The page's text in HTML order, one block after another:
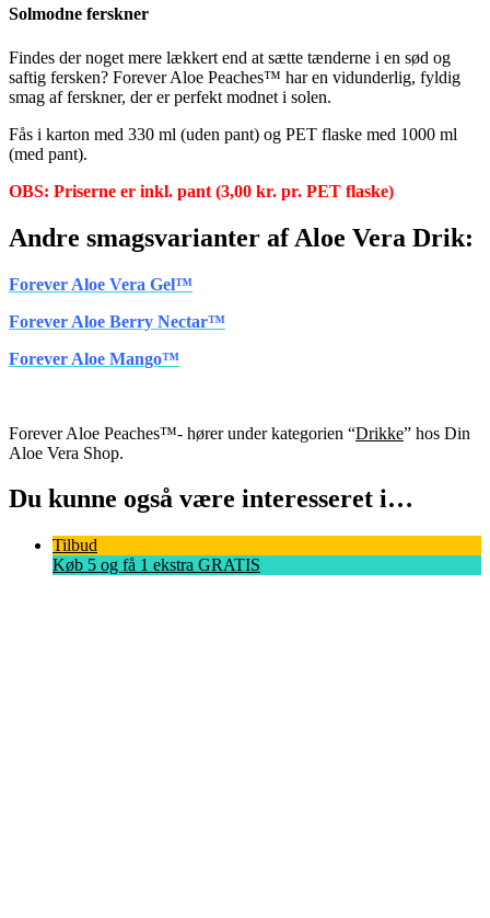
Solmodne ferskner
Findes der noget mere lækkert end at sætte tænderne i en sød og
saftig fersken? Forever Aloe Peaches™ har en vidunderlig, fyldig
smag af ferskner, der er perfekt modnet i solen.
Fås i karton med 330 ml (uden pant) og PET flaske med 1000 ml
(med pant).
OBS: Priserne er inkl. pant (3,00 kr. pr. PET flaske)
Andre smagsvarianter af Aloe Vera Drik:
Forever Aloe Vera Gel™
Forever Aloe Berry Nectar™
Forever Aloe Mango™
Forever Aloe Peaches™- hører under kategorien “Drikke” hos Din
Aloe Vera Shop.
Du kunne også være interesseret i…
Tilbud
Køb 5 og få 1 ekstra GRATIS